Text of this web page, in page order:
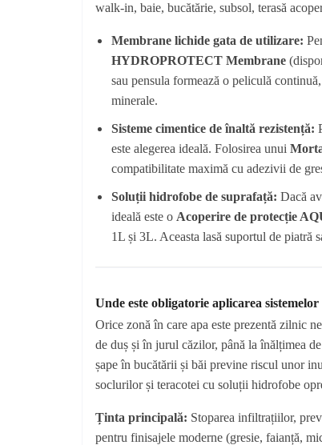
walk-in, baie, bucătărie, subsol, terasă
Membrane lichide gata de utilizare:
HYDROPROTECT Membrane
sau pensula formează o peliculă
minerale.
Sisteme cimentice de înaltă rezistență:
este alegerea ideală. Folosirea unui
compatibilitate maximă cu adezivii de
Soluții hidrofobe de suprafață: Dacă
ideală este o Acoperire de protecție
1L și 3L. Aceasta lasă suportul de piatră
Unde este obligatorie aplicarea
Orice zonă în care apa este prezentă zilnic
de duș și în jurul căzilor, până la înălțimea
șape în bucătării și băi previne riscul unor
soclurilor și teracotei cu soluții hidrofobe
Ținta principală: Stoparea infiltrațiilor,
pentru finisajele moderne (gresie, faianță,